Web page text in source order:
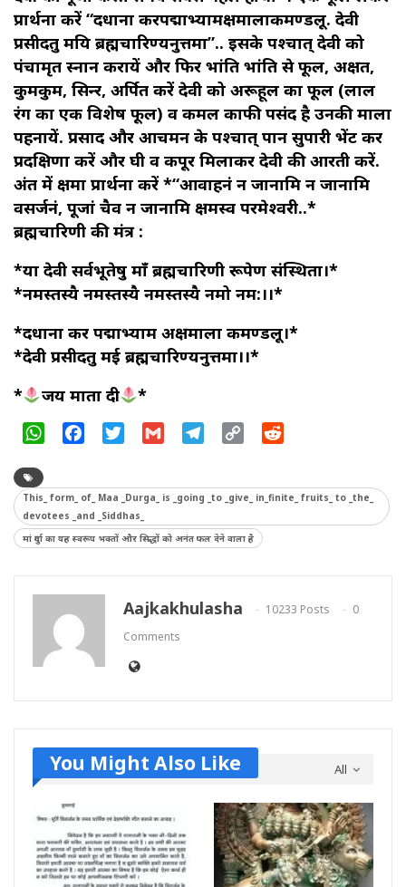
प्रार्थना करें “दधाना करपद्माभ्यामक्षमालाकमण्डलू. देवी
प्रसीदतु मयि ब्रह्मचारिण्यनुत्तमा”.. इसके पश्चात् देवी को
पंचामृत स्नान करायें और फिर भांति भांति से फूल, अक्षत,
कुमकुम, सिन्दुर, अर्पित करें देवी को अरूहूल का फूल (लाल
रंग का एक विशेष फूल) व कमल काफी पसंद है उनकी माला
पहनायें. प्रसाद और आचमन के पश्चात् पान सुपारी भेंट कर
प्रदक्षिणा करें और घी व कपूर मिलाकर देवी की आरती करें.
अंत में क्षमा प्रार्थना करें *“आवाहनं न जानामि न जानामि
वसर्जनं, पूजां चैव न जानामि क्षमस्व परमेश्वरी..*
ब्रह्मचारिणी की मंत्र :
*या देवी सर्वभू‍तेषु माँ ब्रह्मचारिणी रूपेण संस्थिता।*
*नमस्तस्यै नमस्तस्यै नमस्तस्यै नमो नम:।।*
*दधाना कर पद्माभ्याम अक्षमाला कमण्डलू।*
*देवी प्रसीदतु मई ब्रह्मचारिण्यनुत्तमा।।*
*
जय माता दी *
WhatsAppFacebookTwitter Gmail Telegram
Copy
This_ form_ of_ Maa _Durga_ is _going _to _give_ in_finite_ fruits_ to _the_
devotees _and _Siddhas_
मां दुर्गा का यह स्वरूप भक्तों और सिद्धों को अनंत फल देने वाला है
Aajkakhulasha 10233 Posts
0
Comments
All
You Might Also Like